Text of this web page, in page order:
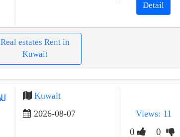
Detail
Real estates Rent in
Kuwait
Kuwait
2026-08-07
Views: 11
0 0